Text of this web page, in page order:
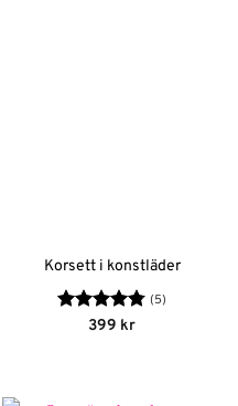
Korsett i konstläder
Betygsatt
(5)
399 kr